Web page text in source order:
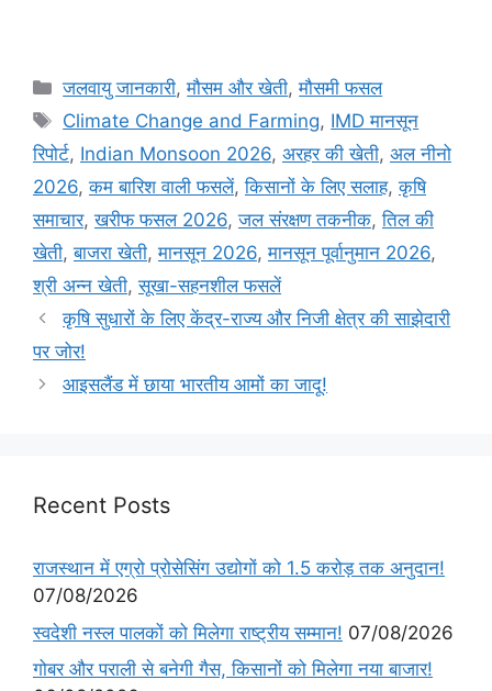
जलवायु जानकारी,मौसम और खेती,मौसमी फसल
Climate Change and Farming, IMD मानसून
रिपोर्ट, Indian Monsoon 2026, अरहर की खेती, अल नीनो
2026,कम बारिश वाली फसलें,किसानों के लिए सलाह,कृषि
समाचार,खरीफ फसल 2026,जल संरक्षण तकनीक,तिल की
खेती,बाजरा खेती,मानसून 2026,मानसून पूर्वानुमान 2026,
श्री अन्न खेती,सूखा-सहनशील फसलें
कृषि सुधारों के लिए केंद्र-राज्य और निजी क्षेत्र की साझेदारी
पर जोर!
आइसलैंड में छाया भारतीय आमों का जादू!
Recent Posts
राजस्थान में एग्रो प्रोसेसिंग उद्योगों को 1.5 करोड़ तक अनुदान!
07/08/2026
स्वदेशी नस्ल पालकों को मिलेगा राष्ट्रीय सम्मान! 07/08/2026
गोबर और पराली से बनेगी गैस, किसानों को मिलेगा नया बाजार!